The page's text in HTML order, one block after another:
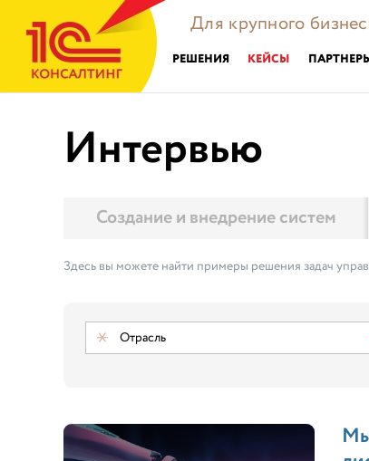
Для крупного
РЕШЕНИЯ КЕЙСЫ
Интервью
Создание и внедрение систем
Здесь вы можете найти примеры решения задач
Отрасль